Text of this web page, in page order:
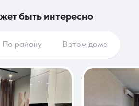
быть интересно
По району В этом доме